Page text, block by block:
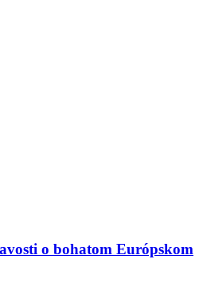
o bohatom Európskom